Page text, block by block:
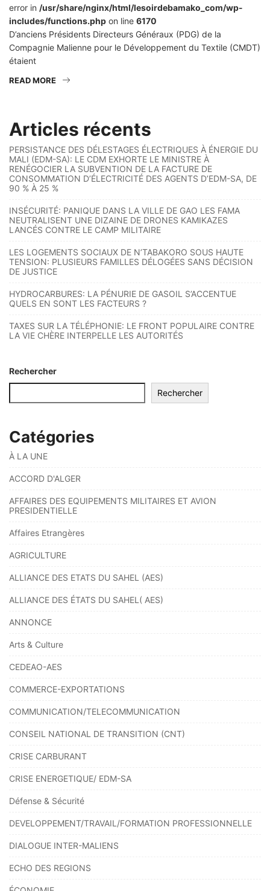
error in /usr/share/nginx/html/lesoirdebamako_com/wp-
includes/functions.php on line 6170
D’anciens Présidents Directeurs Généraux (PDG) de la
Compagnie Malienne pour le Développement du Textile (CMDT)
étaient
READ MORE
Articles récents
PERSISTANCE DES DÉLESTAGES ÉLECTRIQUES À ÉNERGIE DU
MALI (EDM-SA): LE CDM EXHORTE LE MINISTRE À
RENÉGOCIER LA SUBVENTION DE LA FACTURE DE
CONSOMMATION D’ÉLECTRICITÉ DES AGENTS D’EDM-SA, DE
90 % À 25 %
INSÉCURITÉ: PANIQUE DANS LA VILLE DE GAO LES FAMA
NEUTRALISENT UNE DIZAINE DE DRONES KAMIKAZES
LANCÉS CONTRE LE CAMP MILITAIRE
LES LOGEMENTS SOCIAUX DE N’TABAKORO SOUS HAUTE
TENSION: PLUSIEURS FAMILLES DÉLOGÉES SANS DÉCISION
DE JUSTICE
HYDROCARBURES: LA PÉNURIE DE GASOIL S’ACCENTUE
QUELS EN SONT LES FACTEURS ?
TAXES SUR LA TÉLÉPHONIE: LE FRONT POPULAIRE CONTRE
LA VIE CHÈRE INTERPELLE LES AUTORITÉS
Rechercher
Rechercher
Catégories
À LA UNE
ACCORD D'ALGER
AFFAIRES DES EQUIPEMENTS MILITAIRES ET AVION
PRESIDENTIELLE
Affaires Etrangères
AGRICULTURE
ALLIANCE DES ETATS DU SAHEL (AES)
ALLIANCE DES ÉTATS DU SAHEL( AES)
ANNONCE
Arts & Culture
CEDEAO-AES
COMMERCE-EXPORTATIONS
COMMUNICATION/TELECOMMUNICATION
CONSEIL NATIONAL DE TRANSITION (CNT)
CRISE CARBURANT
CRISE ENERGETIQUE/ EDM-SA
Défense & Sécurité
DEVELOPPEMENT/TRAVAIL/FORMATION PROFESSIONNELLE
DIALOGUE INTER-MALIENS
ECHO DES REGIONS